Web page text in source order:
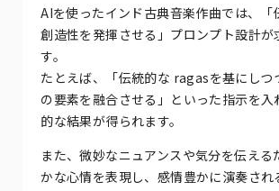
AIを使ったインド古典音楽作曲では、「
創造性を発揮させる」プロンプト設計が
す。
たとえば、「伝統的な ragasを基にしつ
の要素を融合させる」といった指示を入
的な結果が得られます。
また、微妙なニュアンスや気分を伝える
かな心情を表現し、感情豊かに演奏され